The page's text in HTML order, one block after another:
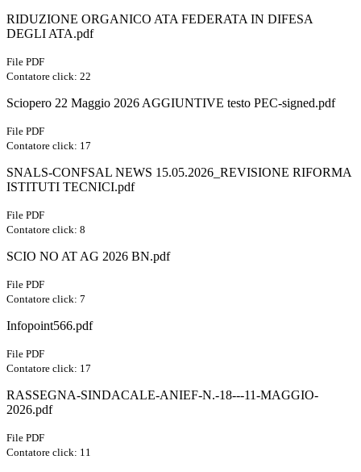
RIDUZIONE ORGANICO ATA FEDERATA IN DIFESA
DEGLI ATA.pdf
File PDF
Contatore click: 22
Sciopero 22 Maggio 2026 AGGIUNTIVE testo PEC-signed.pdf
File PDF
Contatore click: 17
SNALS-CONFSAL NEWS 15.05.2026_REVISIONE RIFORMA
ISTITUTI TECNICI.pdf
File PDF
Contatore click: 8
SCIO NO AT AG 2026 BN.pdf
File PDF
Contatore click: 7
Infopoint566.pdf
File PDF
Contatore click: 17
RASSEGNA-SINDACALE-ANIEF-N.-18---11-MAGGIO-
2026.pdf
File PDF
Contatore click: 11